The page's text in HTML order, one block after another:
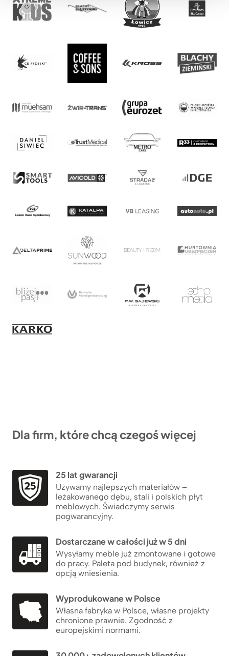
Dla firm, które chcą czegoś więcej
25 lat gwarancji
Używamy najlepszych materiałów –
leżakowanego dębu, stali i polskich płyt
meblowych. Świadczymy serwis
pogwarancyjny.
Dostarczane w całości już w 5 dni
Wysyłamy meble już zmontowane i gotowe
do pracy. Paleta pod budynek, również z
opcją wniesienia.
Wyprodukowane w Polsce
Własna fabryka w Polsce, własne projekty
chronione prawnie. Zgodność z
europejskimi normami.